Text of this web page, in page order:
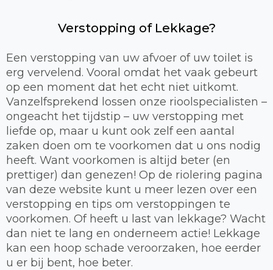
Verstopping of Lekkage?
Een verstopping van uw afvoer of uw toilet is
erg vervelend. Vooral omdat het vaak gebeurt
op een moment dat het echt niet uitkomt.
Vanzelfsprekend lossen onze rioolspecialisten –
ongeacht het tijdstip – uw verstopping met
liefde op, maar u kunt ook zelf een aantal
zaken doen om te voorkomen dat u ons nodig
heeft. Want voorkomen is altijd beter (en
prettiger) dan genezen! Op de riolering pagina
van deze website kunt u meer lezen over een
verstopping en tips om verstoppingen te
voorkomen. Of heeft u last van lekkage? Wacht
dan niet te lang en onderneem actie! Lekkage
kan een hoop schade veroorzaken, hoe eerder
u er bij bent, hoe beter.